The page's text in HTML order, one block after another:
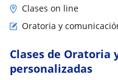
Clases on line
Oratoria y
Clases de Oratoria
personalizadas